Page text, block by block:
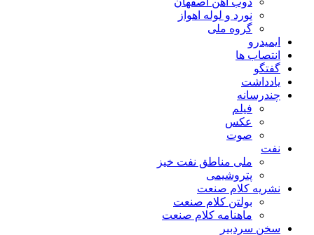
نورد و لوله اهواز
گروه ملی
ایمیدرو
انتصاب ها
گفتگو
یادداشت
چندرسانه
فیلم
عکس
صوت
نفت
ملی مناطق نفت خیز
پتروشیمی
نشریه کلام صنعت
بولتن کلام صنعت
ماهنامه کلام صنعت
سخن سردبیر